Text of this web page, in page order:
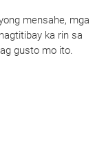
mensahe, mga
ka rin sa
gusto mo ito.